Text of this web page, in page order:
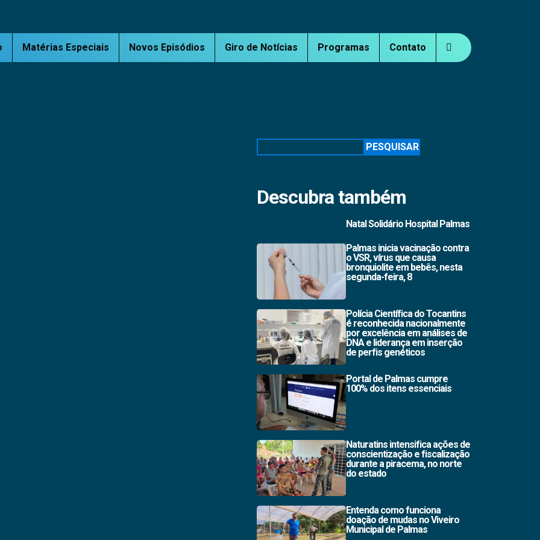
Matérias Especiais Novos Episódios Giro de Notícias Programas Contato
PESQUISAR
Descubra também
Natal Solidário Hospital Palmas
Palmas inicia vacinação contra
o VSR, vírus que causa
bronquiolite em bebês, nesta
segunda-feira, 8
Polícia Científica do Tocantins
é reconhecida nacionalmente
por excelência em análises de
DNA e liderança em inserção
de perfis genéticos
Portal de Palmas cumpre
100% dos itens essenciais
Naturatins intensifica ações de
conscientização e fiscalização
durante a piracema, no norte
do estado
Entenda como funciona
doação de mudas no Viveiro
Municipal de Palmas